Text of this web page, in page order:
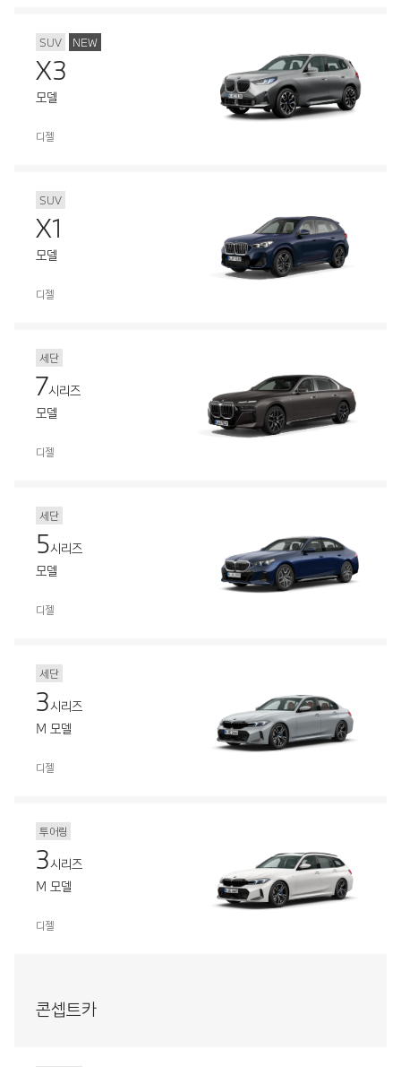
SUV NEW
X3
모델
디젤
SUV
X1
모델
디젤
세단
7시리즈
모델
디젤
세단
5시리즈
모델
디젤
세단
3시리즈
M 모델
디젤
투어링
3시리즈
M 모델
디젤
콘셉트카